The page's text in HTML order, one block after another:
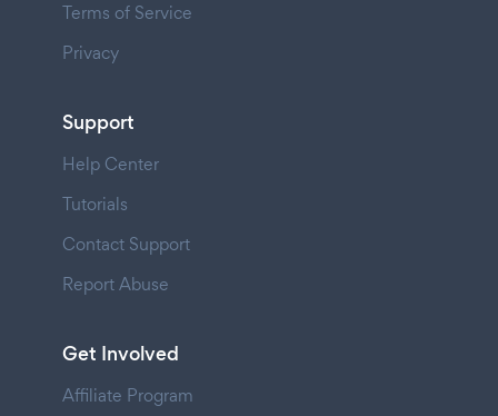
Terms of Service
Privacy
Support
Help Center
Tutorials
Contact Support
Report Abuse
Get Involved
Affiliate Program